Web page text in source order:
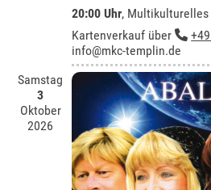
20:00 Uhr, Multikulturelles
Kartenverkauf über
info@mkc-templin.de
Samstag
3
Oktober
2026